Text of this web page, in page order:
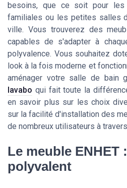
besoins, que ce soit pour
familiales ou les petites salles
ville. Vous trouverez des
capables de s'adapter à
polyvalence. Vous souhaitez
look à la fois moderne et
aménager votre salle de bain
lavabo qui fait toute la
en savoir plus sur les choix
sur la facilité d'installation des
de nombreux utilisateurs à
Le meuble ENHET
polyvalent